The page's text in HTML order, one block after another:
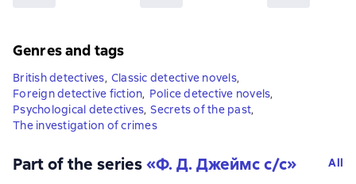
Genres and tags
British detectives, Classic detective novels,
Foreign detective fiction, Police detective novels,
Psychological detectives, Secrets of the past,
The investigation of crimes
Part of the series«Ф. Д. Джеймс с/с» All